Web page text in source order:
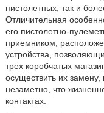
пистолетных, так и
Отличительная
его пистолетно-
приемником,
устройства,
трех коробчатых
осуществить их замену,
незаметно, что
контактах.